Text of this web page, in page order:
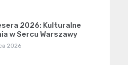
2026: Kulturalne
w Sercu Warszawy
2026